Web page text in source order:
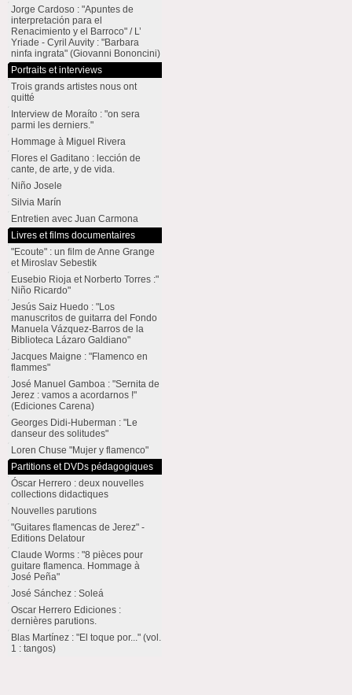
Jorge Cardoso : "Apuntes de
interpretación para el
Renacimiento y el Barroco" / L’
Yriade - Cyril Auvity : "Barbara
ninfa ingrata" (Giovanni Bononcini)
Portraits et interviews
Trois grands artistes nous ont
quitté
Interview de Moraíto : "on sera
parmi les derniers."
Hommage à Miguel Rivera
Flores el Gaditano : lección de
cante, de arte, y de vida.
Niño Josele
Silvia Marín
Entretien avec Juan Carmona
Livres et films documentaires
"Ecoute" : un film de Anne Grange
et Miroslav Sebestik
Eusebio Rioja et Norberto Torres :"
Niño Ricardo"
Jesús Saiz Huedo : "Los
manuscritos de guitarra del Fondo
Manuela Vázquez-Barros de la
Biblioteca Lázaro Galdiano"
Jacques Maigne : "Flamenco en
flammes"
José Manuel Gamboa : "Sernita de
Jerez : vamos a acordarnos !"
(Ediciones Carena)
Georges Didi-Huberman : "Le
danseur des solitudes"
Loren Chuse "Mujer y flamenco"
Partitions et DVDs pédagogiques
Óscar Herrero : deux nouvelles
collections didactiques
Nouvelles parutions
"Guitares flamencas de Jerez" -
Editions Delatour
Claude Worms : "8 pièces pour
guitare flamenca. Hommage à
José Peña"
José Sánchez : Soleá
Oscar Herrero Ediciones :
dernières parutions.
Blas Martínez : "El toque por..." (vol.
1 : tangos)